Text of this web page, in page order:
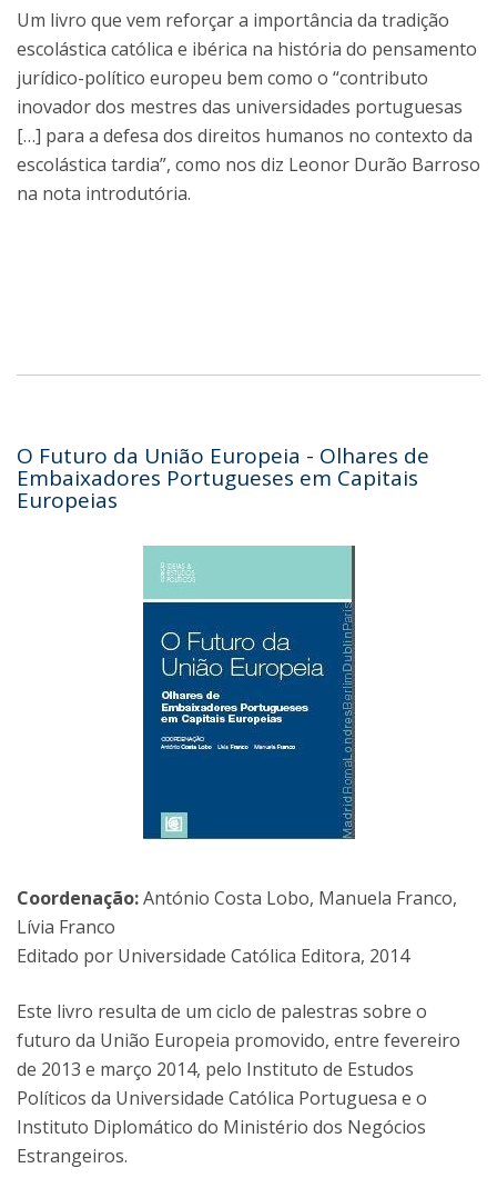
Um livro que vem reforçar a importância da tradição
escolástica católica e ibérica na história do pensamento
jurídico-político europeu bem como o “contributo
inovador dos mestres das universidades portuguesas
[…] para a defesa dos direitos humanos no contexto da
escolástica tardia”, como nos diz Leonor Durão Barroso
na nota introdutória.
O Futuro da União Europeia - Olhares de
Embaixadores Portugueses em Capitais
Europeias
Coordenação:António Costa Lobo, Manuela Franco,
Lívia Franco
Editado por Universidade Católica Editora, 2014
Este livro resulta de um ciclo de palestras sobre o
futuro da União Europeia promovido, entre fevereiro
de 2013 e março 2014, pelo Instituto de Estudos
Políticos da Universidade Católica Portuguesa e o
Instituto Diplomático do Ministério dos Negócios
Estrangeiros.